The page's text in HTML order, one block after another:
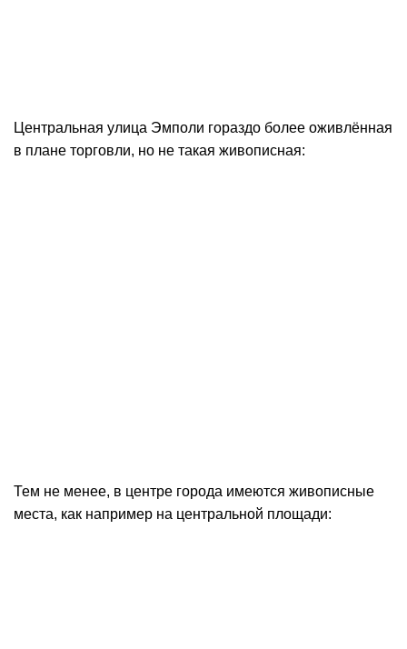
Центральная улица Эмполи гораздо более оживлённая
в плане торговли, но не такая живописная:
Тем не менее, в центре города имеются живописные
места, как например на центральной площади: